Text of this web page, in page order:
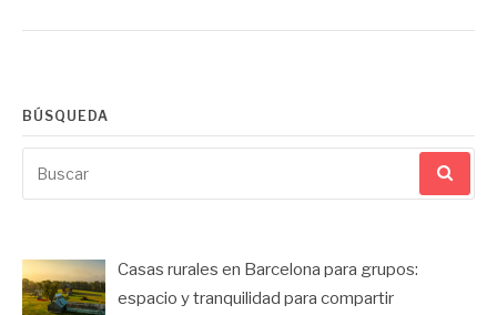
BÚSQUEDA
por:
Casas rurales en Barcelona para grupos:
espacio y tranquilidad para compartir